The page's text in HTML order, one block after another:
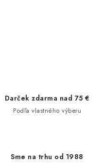
Darček zdarma nad 75 €
Podľa vlastného výberu
Sme na trhu od 1988